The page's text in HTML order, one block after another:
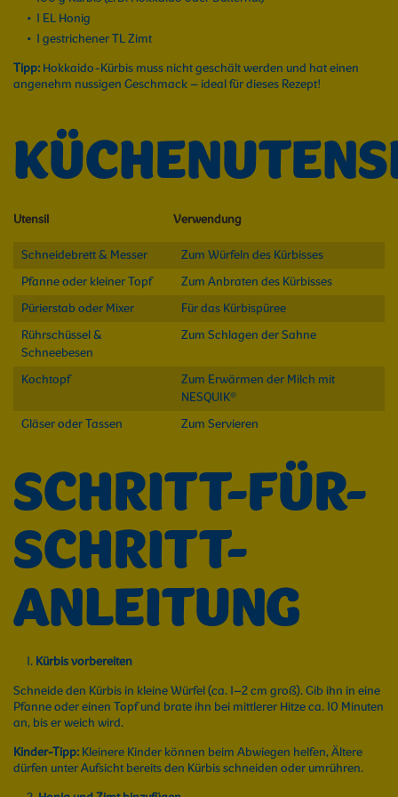
1 EL Honig
1 gestrichener TL Zimt
Tipp: Hokkaido-Kürbis muss nicht geschält werden und hat einen
angenehm nussigen Geschmack – ideal für dieses Rezept!
Utensil Verwendung
Schneidebrett & Messer Zum Würfeln des Kürbisses
Pfanne oder kleiner Topf Zum Anbraten des Kürbisses
Pürierstab oder Mixer Für das Kürbispüree
Rührschüssel &
Schneebesen
Zum Schlagen der Sahne
Kochtopf
Zum Erwärmen der Milch mit
NESQUIK®
Gläser oder Tassen Zum Servieren
SCHRITT-FÜR-
SCHRITT-
ANLEITUNG
Kürbis vorbereiten
Schneide den Kürbis in kleine Würfel (ca. 1–2 cm groß). Gib ihn in eine
Pfanne oder einen Topf und brate ihn bei mittlerer Hitze ca. 10 Minuten
an, bis er weich wird.
Kinder-Tipp: Kleinere Kinder können beim Abwiegen helfen, Ältere
dürfen unter Aufsicht bereits den Kürbis schneiden oder umrühren.